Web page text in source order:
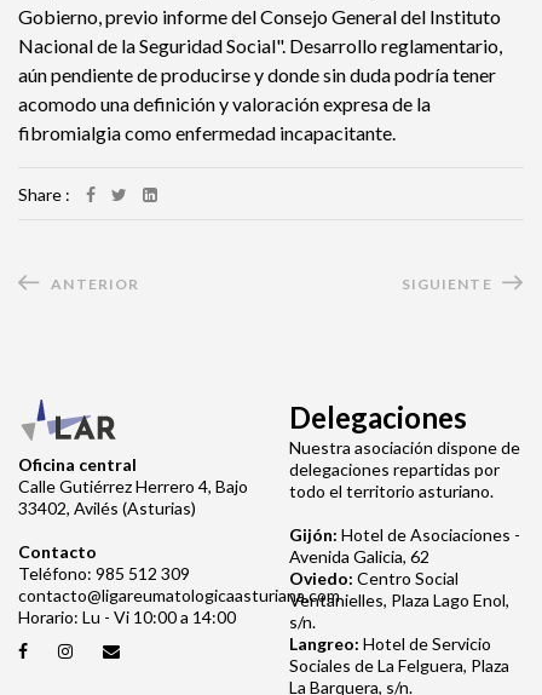
Gobierno, previo informe del Consejo General del Instituto
Nacional de la Seguridad Social". Desarrollo reglamentario,
aún pendiente de producirse y donde sin duda podría tener
acomodo una definición y valoración expresa de la
fibromialgia como enfermedad incapacitante.
Share :
ANTERIOR SIGUIENTE
Oficina central
Calle Gutiérrez Herrero 4, Bajo
33402, Avilés (Asturias)
Contacto
Teléfono: 985 512 309
contacto@ligareumatologicaasturiana.com
Horario: Lu - Vi 10:00 a 14:00
Delegaciones
Nuestra asociación dispone de
delegaciones repartidas por
todo el territorio asturiano.
Gijón: Hotel de Asociaciones -
Avenida Galicia, 62
Oviedo: Centro Social
Ventanielles, Plaza Lago Enol,
s/n.
Langreo: Hotel de Servicio
Sociales de La Felguera, Plaza
La Barquera, s/n.